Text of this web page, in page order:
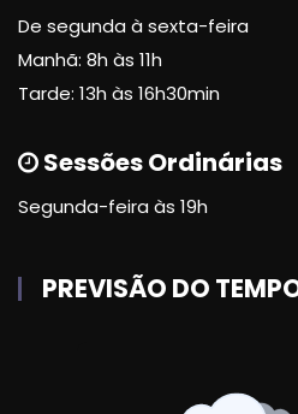
De segunda à sexta-feira
Manhã: 8h às 11h
Tarde: 13h às 16h30min
Sessões Ordinárias
Segunda-feira às 19h
PREVISÃO DO